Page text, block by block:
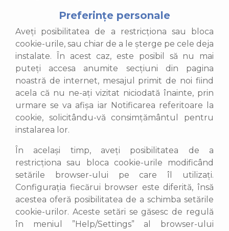
Preferințe personale
Aveți posibilitatea de a restricționa sau bloca
cookie-urile, sau chiar de a le șterge pe cele deja
instalate. În acest caz, este posibil să nu mai
puteți accesa anumite secțiuni din pagina
noastră de internet, mesajul primit de noi fiind
acela că nu ne-ați vizitat niciodată înainte, prin
urmare se va afișa iar Notificarea referitoare la
cookie, solicitându-vă consimțământul pentru
instalarea lor.
În același timp, aveți posibilitatea de a
restricționa sau bloca cookie-urile modificând
setările browser-ului pe care îl utilizați.
Configurația fiecărui browser este diferită, însă
acestea oferă posibilitatea de a schimba setările
cookie-urilor. Aceste setări se găsesc de regulă
în meniul ”Help/Settings” al browser-ului